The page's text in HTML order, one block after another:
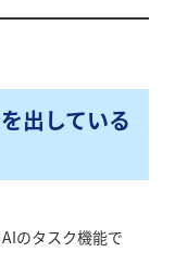
出している
のタスク機能で